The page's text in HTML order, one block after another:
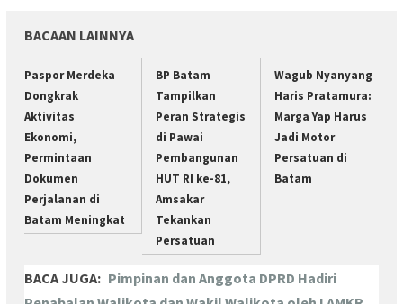
BACAAN LAINNYA
Paspor Merdeka
Dongkrak
Aktivitas
Ekonomi,
Permintaan
Dokumen
Perjalanan di
Batam Meningkat
BP Batam
Tampilkan
Peran Strategis
di Pawai
Pembangunan
HUT RI ke-81,
Amsakar
Tekankan
Persatuan
Wagub Nyanyang
Haris Pratamura:
Marga Yap Harus
Jadi Motor
Persatuan di
Batam
BACA JUGA: Pimpinan dan Anggota DPRD Hadiri